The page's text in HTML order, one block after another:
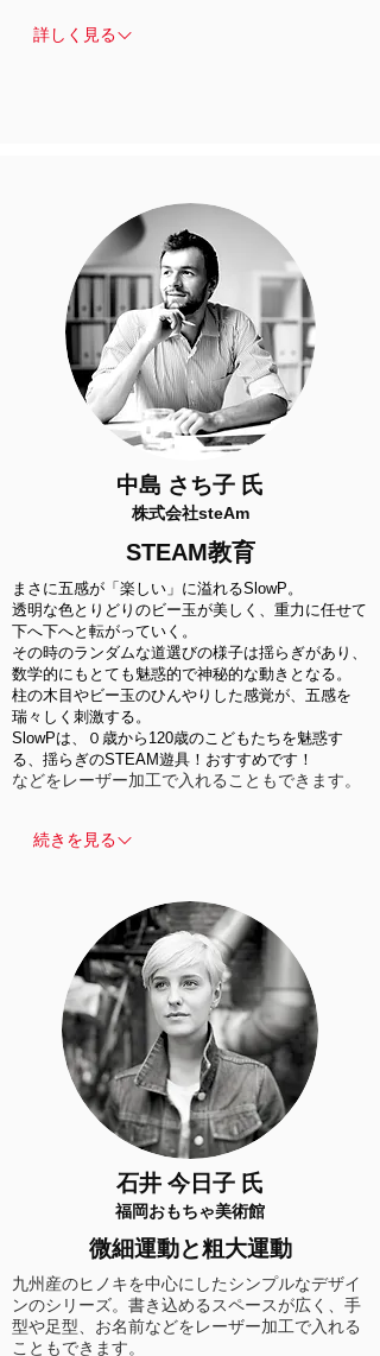
詳しく見る
中島 さち子 氏
株式会社steAm
STEAM教育
まさに五感が「楽しい」に溢れるSlowP。
透明な色とりどりのビー玉が美しく、重力に任せて
下へ下へと転がっていく。
その時のランダムな道選びの様子は揺らぎがあり、
数学的にもとても魅惑的で神秘的な動きとなる。
柱の木目やビー玉のひんやりした感覚が、五感を
瑞々しく刺激する。
SlowPは、０歳から120歳のこどもたちを魅惑す
る、揺らぎのSTEAM遊具！おすすめです！
などをレーザー加工で入れることもできます。
続きを見る
石井 今日子 氏
福岡おもちゃ美術館
微細運動と粗大運動
九州産のヒノキを中心にしたシンプルなデザイ
ンのシリーズ。書き込めるスペースが広く、手
型や足型、お名前などをレーザー加工で入れる
こともできます。